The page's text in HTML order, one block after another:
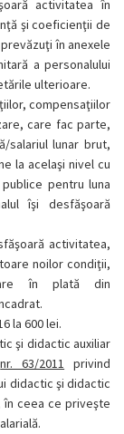
activitatea în
şi coeficienţii de
în anexele
a personalului
ulterioare.
compensaţiilor
care fac parte,
salariul lunar brut,
la acelaşi nivel cu
pentru luna
îşi desfăşoară
activitatea,
noilor condiţii,
în plată din
la 600 lei.
şi didactic auxiliar
nr. 63/2011 privind
didactic şi didactic
în ceea ce priveşte